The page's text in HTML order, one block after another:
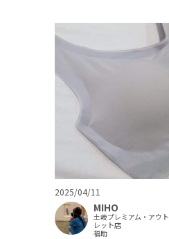
2025/04/11
MIHO
土岐プレミアム・アウト
レット店
福助